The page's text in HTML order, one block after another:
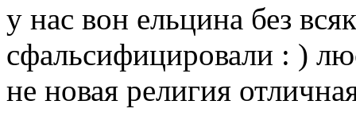
у нас вон ельцина без
сфальсифицировали : )
не новая религия